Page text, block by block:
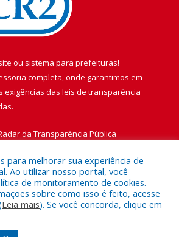
ou sistema para prefeituras!
completa, onde garantimos em
exigências das leis de transparência
da Transparência Pública
a Prefeitura Municipal de Vigia de
Nazaré.
para melhorar sua experiência de
Ao utilizar nosso portal, você
de monitoramento de cookies.
sobre como isso é feito, acesse
Leia mais). Se você concorda, clique em